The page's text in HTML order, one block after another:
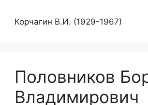
Корчагин В.И. (1929-1967)
Половников
Владимирович